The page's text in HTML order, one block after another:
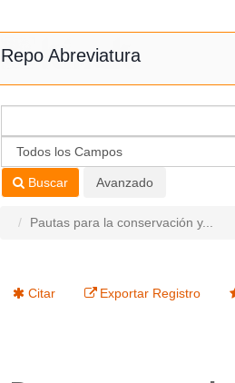
Repo Abreviatura
Buscar Avanzado
Pautas para la conservación y...
Citar Exportar Registro